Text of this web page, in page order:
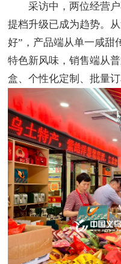
采访中，两位经营户
提档升级已成为趋势。
好”，产品端从单一咸甜
特色新风味，销售端从
盒、个性化定制、批量